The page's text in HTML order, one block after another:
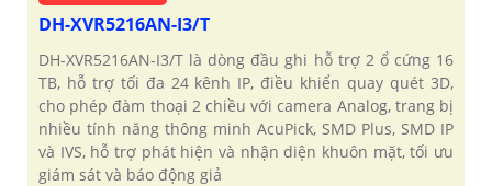
DH-XVR5216AN-I3/T
DH-XVR5216AN-I3/T là dòng đầu ghi hỗ trợ 2 ổ cứng 16
TB, hỗ trợ tối đa 24 kênh IP, điều khiển quay quét 3D,
cho phép đàm thoại 2 chiều với camera Analog, trang bị
nhiều tính năng thông minh AcuPick, SMD Plus, SMD IP
và IVS, hỗ trợ phát hiện và nhận diện khuôn mặt, tối ưu
giám sát và báo động giả